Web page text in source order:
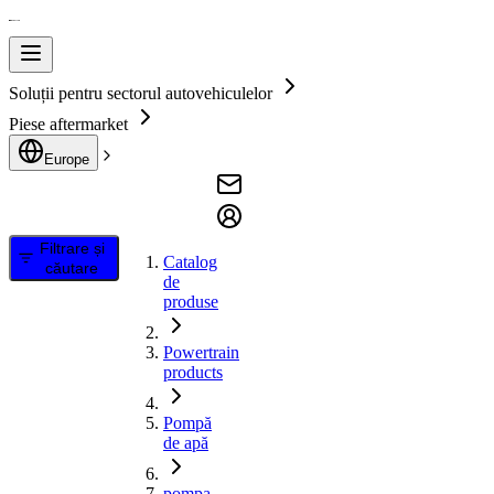
Soluții pentru sectorul autovehiculelor
Piese aftermarket
Europe
Filtrare și
căutare
Catalog
de
produse
Powertrain
products
Pompă
de apă